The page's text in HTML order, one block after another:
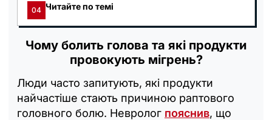
04 Читайте по темі
Чому болить голова та які продукти
провокують мігрень?
Люди часто запитують, які продукти
найчастіше стають причиною раптового
головного болю. Невролог пояснив, що